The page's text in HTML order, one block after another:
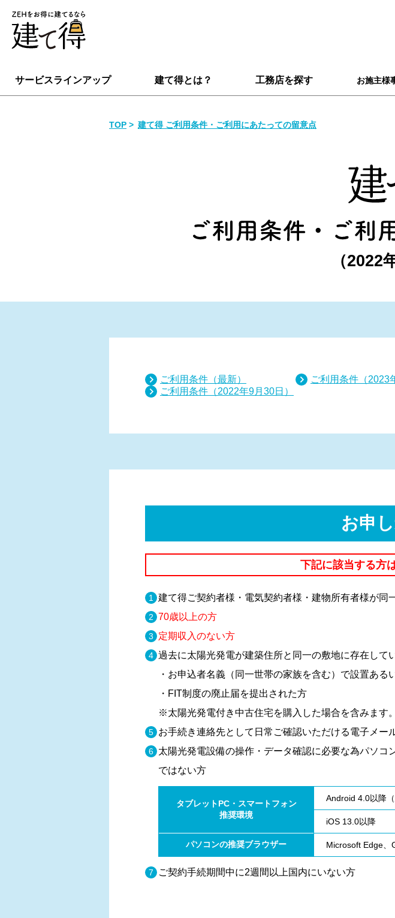
サービスラインアップ 建て得とは？ 工務店を探す お施主様
TOP 建て得 ご利用条件・ご利用にあたっての留意点
（2022
ご利用条件（最新） ご利用条件（2023
ご利用条件（2022年9月30日）
お申
下記に該当する方
建て得ご契約者様・電気契約者様・建物所有者様が同
70歳以上の方
定期収入のない方
過去に太陽光発電が建築住所と同一の敷地に存在し
・お申込者名義（同一世帯の家族を含む）で設置あ
・FIT制度の廃止届を提出された方
※太陽光発電付き中古住宅を購入した場合を含みます。
お手続き連絡先として日常ご確認いただける電子メー
太陽光発電設備の操作・データ確認に必要な為パソ
ではない方
タブレットPC・ スマートフォン
推奨環境
Android 4.0以降
iOS 13.0以降
パソコンの推奨ブラウザー Microsoft Edge、
ご契約手続期間中に2週間以上国内にいない方